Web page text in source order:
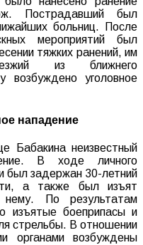
Пострадавший был
больниц. После
мероприятий был
тяжких ранений, им
из ближнего
уголовное
нападение
Бабакина неизвестный
В ходе личного
был задержан 30-летний
а также был изъят
По результатам
изъятые боеприпасы и
стрельбы. В отношении
органами возбуждены